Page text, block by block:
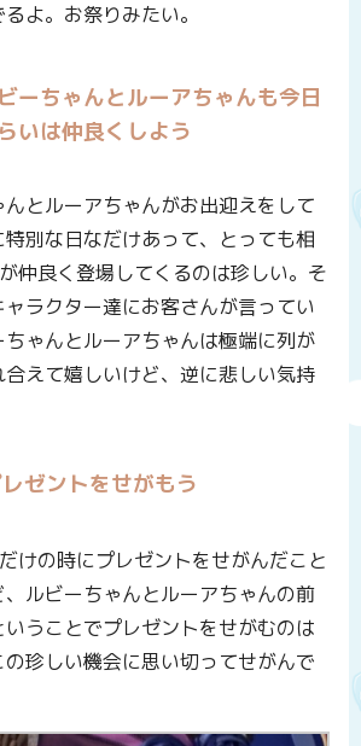
よ。お祭りみたい。
ーちゃんとルーアちゃんも今日
いは仲良くしよう
とルーアちゃんがお出迎えをして
別な日なだけあって、とっても相
仲良く登場してくるのは珍しい。そ
ラクター達にお客さんが言ってい
ゃんとルーアちゃんは極端に列が
えて嬉しいけど、逆に悲しい気持
ゼントをせがもう
けの時にプレゼントをせがんだこと
ルビーちゃんとルーアちゃんの前
うことでプレゼントをせがむのは
珍しい機会に思い切ってせがんで